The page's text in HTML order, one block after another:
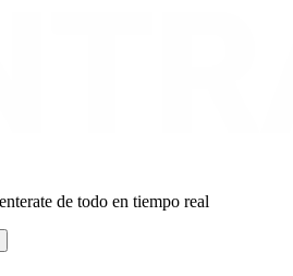
de todo en tiempo real